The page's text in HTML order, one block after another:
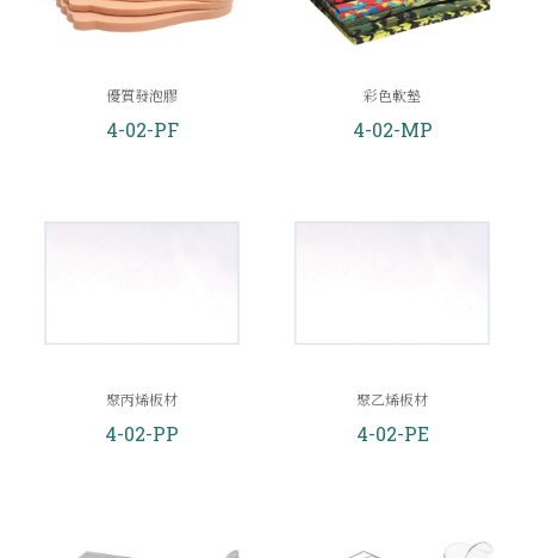
優質發泡膠
4-02-PF
彩色軟墊
4-02-MP
聚丙烯板材
4-02-PP
聚乙烯板材
4-02-PE